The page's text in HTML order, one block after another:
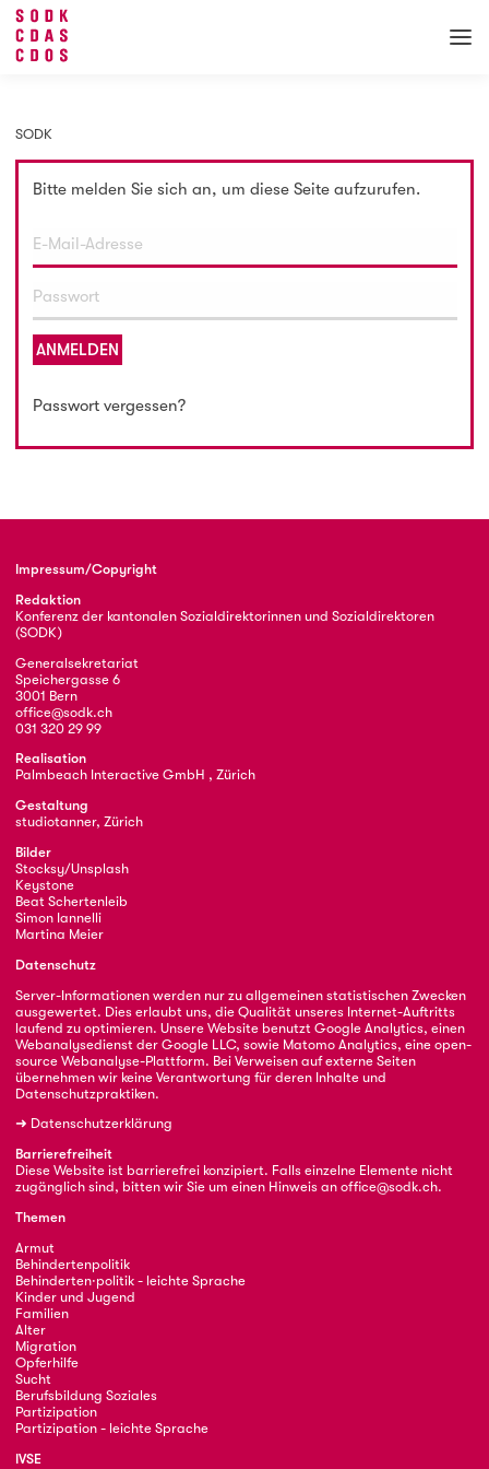
SODK
Bitte melden Sie sich an, um diese Seite aufzurufen.
ANMELDEN
Passwort vergessen?
Impressum/Copyright
Redaktion
Konferenz der kantonalen Sozialdirektorinnen und Sozialdirektoren
(SODK)
Generalsekretariat
Speichergasse 6
3001 Bern
office@sodk.ch
031 320 29 99
Realisation
Palmbeach Interactive GmbH , Zürich
Gestaltung
studiotanner, Zürich
Bilder
Stocksy/Unsplash
Keystone
Beat Schertenleib
Simon Iannelli
Martina Meier
Datenschutz
Server-Informationen werden nur zu allgemeinen statistischen Zwecken
ausgewertet. Dies erlaubt uns, die Qualität unseres Internet-Auftritts
laufend zu optimieren. Unsere Website benutzt Google Analytics, einen
Webanalysedienst der Google LLC, sowie Matomo Analytics, eine open-
source Webanalyse-Plattform. Bei Verweisen auf externe Seiten
übernehmen wir keine Verantwortung für deren Inhalte und
Datenschutzpraktiken.
➜ Datenschutzerklärung
Barrierefreiheit
Diese Website ist barrierefrei konzipiert. Falls einzelne Elemente nicht
zugänglich sind, bitten wir Sie um einen Hinweis an office@sodk.ch.
Themen
Armut
Behindertenpolitik
Behinderten·politik - leichte Sprache
Kinder und Jugend
Familien
Alter
Migration
Opferhilfe
Sucht
Berufsbildung Soziales
Partizipation
Partizipation - leichte Sprache
IVSE